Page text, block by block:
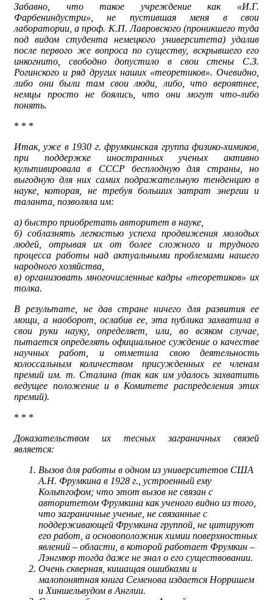
Забавно, что такое учреждение как «И.Г.
Фарбениндустри», не пустившая меня в свои
лаборатории, а проф. К.П. Лавровского (проникшего туда
под видом студента немецкого университета) удалив
после первого же вопроса по существу, вскрывшего его
инкогнито, свободно допустило в свои стены С.З.
Рогинского и ряд других наших «теоретиков». Очевидно,
либо они были там свои люди, либо, что вероятнее,
немцы просто не боялись, что они могут что-либо
понять.
* * *
Итак, уже в 1930 г. фрумкинская группа физико-химиков,
при поддержке иностранных ученых активно
культивировала в СССР бесплодную для страны, но
выгодную для них самих подражательную тенденцию в
науке, которая, не требуя больших затрат энергии и
таланта, позволяла им:
а) быстро приобретать авторитет в науке,
б) соблазнять легкостью успеха продвижения молодых
людей, отрывая их от более сложного и трудного
процесса работы над актуальными проблемами нашего
народного хозяйства,
в) организовать многочисленные кадры «теоретиков» их
толка.
В результате, не дав стране ничего для развития ее
мощи, а наоборот, ослабив ее, эта публика захватила в
свои руки науку, определяет, или, во всяком случае,
пытается определять официальное суждение о качестве
научных работ, и отметила свою деятельность
колоссальным количеством присужденных ее членам
премий им. т. Сталина (так как им удалось захватить
ведущее положение и в Комитете распределения этих
премий).
* * *
Доказательством их тесных заграничных связей
является:
Вызов для работы в одном из университетов США
А.Н. Фрумкина в 1928 г., устроенный ему
Кольтгофом; что этот вызов не связан с
авторитетом Фрумкина как ученого видно из того,
что заграничные ученые, не связанные с
поддерживающей Фрумкина группой, не цитируют
его работ, а основоположник химии поверхностных
явлений – области, в которой работает Фрумкин –
Лэнгмюр тогда даже не знал о его существовании.
Очень скверная, кишащая ошибками и
малопонятная книга Семенова издается Норришем
и Хиншельвудом в Англии.